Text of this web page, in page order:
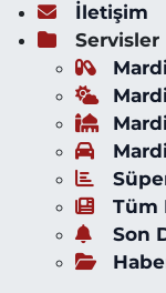
İletişim
Servisler
Tüm
Son